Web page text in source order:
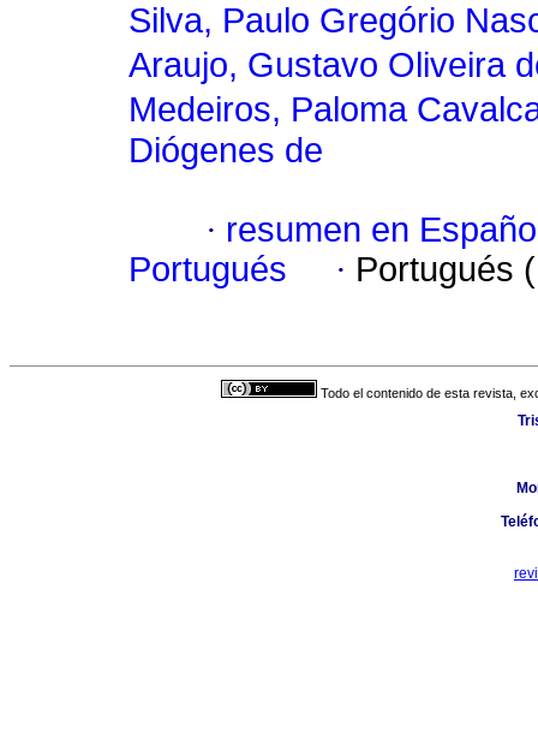
Silva, Paulo Gregório
Araujo, Gustavo Oliveira
Medeiros, Paloma
Diógenes de
· resumen en
Portugués
· Portugués
Todo el contenido de esta revista,